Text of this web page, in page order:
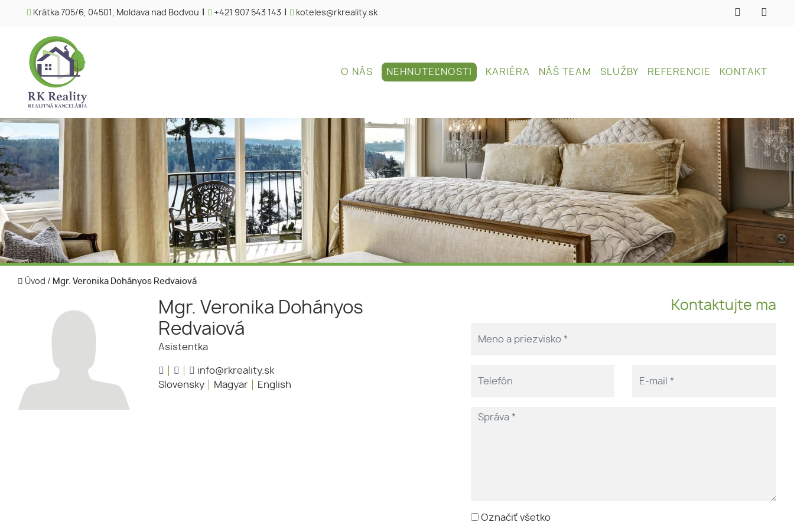
Krátka 705/6, 04501, Moldava nad Bodvou +421 907 543 143 koteles@rkreality.sk
O NÁS NEHNUTEĽNOSTI KARIÉRA NÁŠ TEAM SLUŽBY REFERENCIE KONTAKT
Úvod / Mgr. Veronika Dohányos Redvaiová
Mgr. Veronika Dohányos
Redvaiová
Asistentka
info@rkreality.sk
Slovensky
Magyar English
Kontaktujte ma
Označiť všetko